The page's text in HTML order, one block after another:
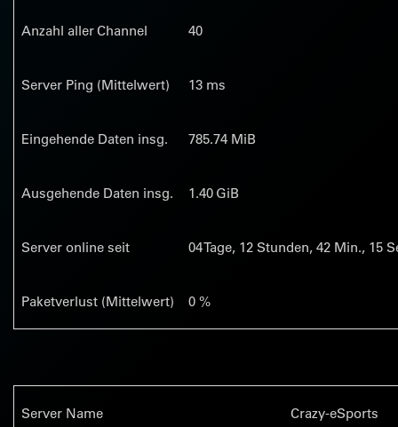
Anzahl aller Channel 40
Server Ping (Mittelwert) 13 ms
Eingehende Daten insg. 785.74 MiB
Ausgehende Daten insg. 1.40 GiB
Server online seit 04Tage, 12 Stunden, 42 Min., 16
Paketverlust (Mittelwert) 0 %
Server Name Crazy-eSports